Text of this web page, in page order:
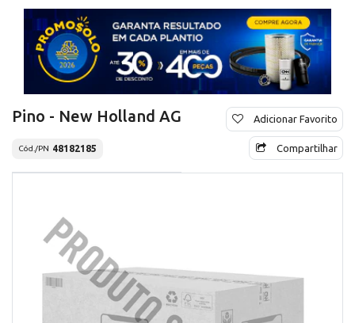
Pino - New Holland AG
Cód./PN 48182185
Adicionar Favorito
Compartilhar